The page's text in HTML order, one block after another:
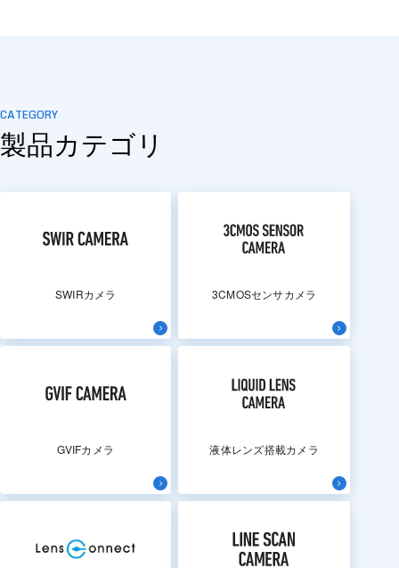
CATEGORY
製品カテゴリ
SWIRカメラ 3CMOSセンサカメラ
GVIFカメラ 液体レンズ搭載カメラ